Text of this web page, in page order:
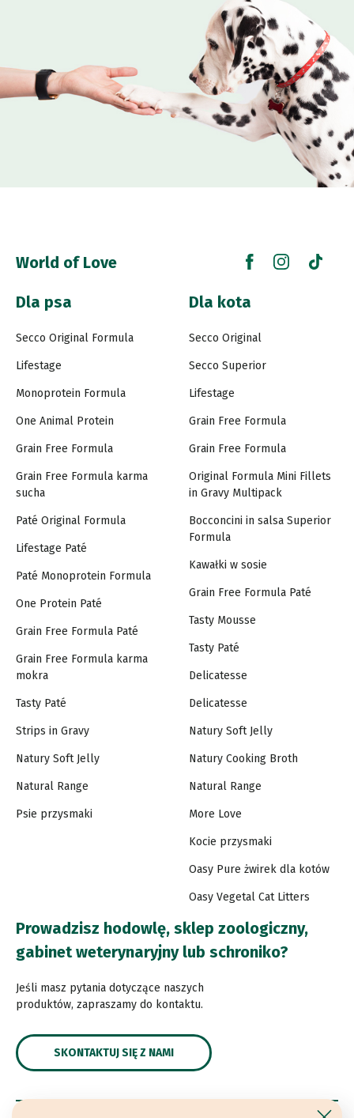
World of Love
Dla psa
Secco Original Formula
Lifestage
Monoprotein Formula
One Animal Protein
Grain Free Formula
Grain Free Formula karma
sucha
Paté Original Formula
Lifestage Paté
Paté Monoprotein Formula
One Protein Paté
Grain Free Formula Paté
Grain Free Formula karma
mokra
Tasty Paté
Strips in Gravy
Natury Soft Jelly
Natural Range
Psie przysmaki
Dla kota
Secco Original
Secco Superior
Lifestage
Grain Free Formula
Grain Free Formula
Original Formula Mini Fillets
in Gravy Multipack
Bocconcini in salsa Superior
Formula
Kawałki w sosie
Grain Free Formula Paté
Tasty Mousse
Tasty Paté
Delicatesse
Delicatesse
Natury Soft Jelly
Natury Cooking Broth
Natural Range
More Love
Kocie przysmaki
Oasy Pure żwirek dla kotów
Oasy Vegetal Cat Litters
Prowadzisz hodowlę, sklep zoologiczny,
gabinet weterynaryjny lub schroniko?
Jeśli masz pytania dotyczące naszych
produktów, zapraszamy do kontaktu.
SKONTAKTUJ SIĘ Z NAMI